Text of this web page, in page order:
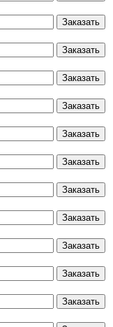
Заказать
Заказать
Заказать
Заказать
Заказать
Заказать
Заказать
Заказать
Заказать
Заказать
Заказать